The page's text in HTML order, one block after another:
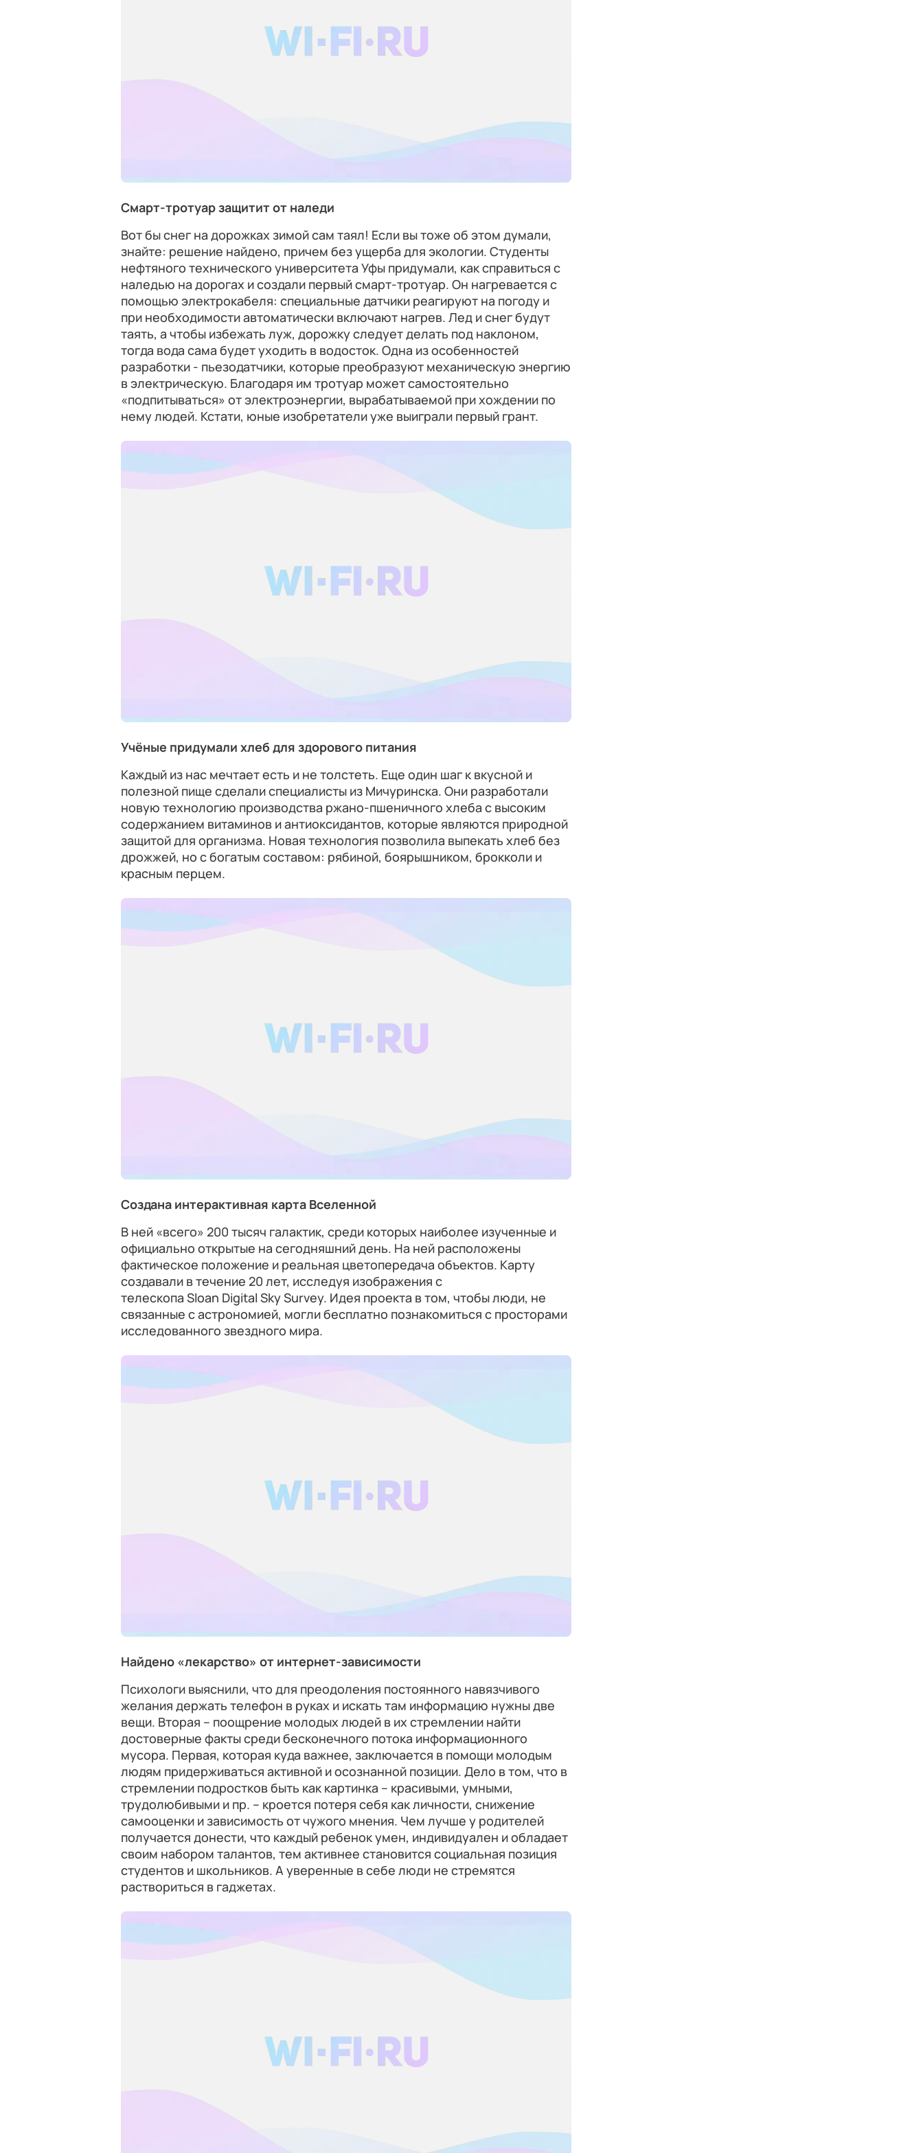
Смарт-тротуар защитит от наледи
Вот бы снег на дорожках зимой сам таял! Если вы тоже об этом думали,
знайте: решение найдено, причем без ущерба для экологии. Студенты
нефтяного технического университета Уфы придумали, как справиться с
наледью на дорогах и создали первый смарт-тротуар. Он нагревается с
помощью электрокабеля: специальные датчики реагируют на погоду и
при необходимости автоматически включают нагрев. Лед и снег будут
таять, а чтобы избежать луж, дорожку следует делать под наклоном,
тогда вода сама будет уходить в водосток. Одна из особенностей
разработки - пьезодатчики, которые преобразуют механическую энергию
в электрическую. Благодаря им тротуар может самостоятельно
«подпитываться» от электроэнергии, вырабатываемой при хождении по
нему людей. Кстати, юные изобретатели уже выиграли первый грант.
Учёные придумали хлеб для здорового питания
Каждый из нас мечтает есть и не толстеть. Еще один шаг к вкусной и
полезной пище сделали специалисты из Мичуринска. Они разработали
новую технологию производства ржано-пшеничного хлеба с высоким
содержанием витаминов и антиоксидантов, которые являются природной
защитой для организма. Новая технология позволила выпекать хлеб без
дрожжей, но с богатым составом: рябиной, боярышником, брокколи и
красным перцем.
Создана интерактивная карта Вселенной
В ней «всего» 200 тысяч галактик, среди которых наиболее изученные и
официально открытые на сегодняшний день. На ней расположены
фактическое положение и реальная цветопередача объектов. Карту
создавали в течение 20 лет, исследуя изображения с
телескопа Sloan Digital Sky Survey. Идея проекта в том, чтобы люди, не
связанные с астрономией, могли бесплатно познакомиться с просторами
исследованного звездного мира.
Найдено «лекарство» от интернет-зависимости
Психологи выяснили, что для преодоления постоянного навязчивого
желания держать телефон в руках и искать там информацию нужны две
вещи. Вторая – поощрение молодых людей в их стремлении найти
достоверные факты среди бесконечного потока информационного
мусора. Первая, которая куда важнее, заключается в помощи молодым
людям придерживаться активной и осознанной позиции. Дело в том, что в
стремлении подростков быть как картинка – красивыми, умными,
трудолюбивыми и пр. – кроется потеря себя как личности, снижение
самооценки и зависимость от чужого мнения. Чем лучше у родителей
получается донести, что каждый ребенок умен, индивидуален и обладает
своим набором талантов, тем активнее становится социальная позиция
студентов и школьников. А уверенные в себе люди не стремятся
раствориться в гаджетах.